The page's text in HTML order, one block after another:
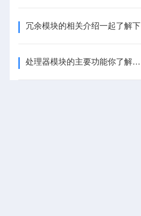
冗余模块的相关介绍一起了解下
处理器模块的主要功能你了解多少呢